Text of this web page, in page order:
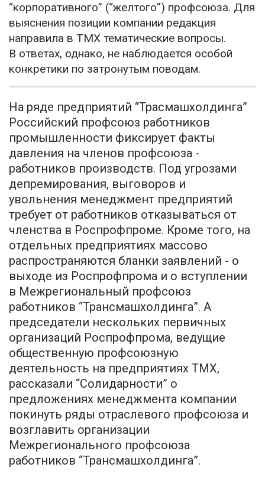
“корпоративного” (“желтого”) профсоюза. Для
выяснения позиции компании редакция
направила в ТМХ тематические вопросы.
В ответах, однако, не наблюдается особой
конкретики по затронутым поводам.
На ряде предприятий “Трасмашхолдинга”
Российский профсоюз работников
промышленности фиксирует факты
давления на членов профсоюза -
работников производств. Под угрозами
депремирования, выговоров и
увольнения менеджмент предприятий
требует от работников отказываться от
членства в Роспрофпроме. Кроме того, на
отдельных предприятиях массово
распространяются бланки заявлений - о
выходе из Роспрофпрома и о вступлении
в Межрегиональный профсоюз
работников “Трансмашхолдинга”. А
председатели нескольких первичных
организаций Роспрофпрома, ведущие
общественную профсоюзную
деятельность на предприятиях ТМХ,
рассказали “Солидарности” о
предложениях менеджмента компании
покинуть ряды отраслевого профсоюза и
возглавить организации
Межрегионального профсоюза
работников “Трансмашхолдинга”.